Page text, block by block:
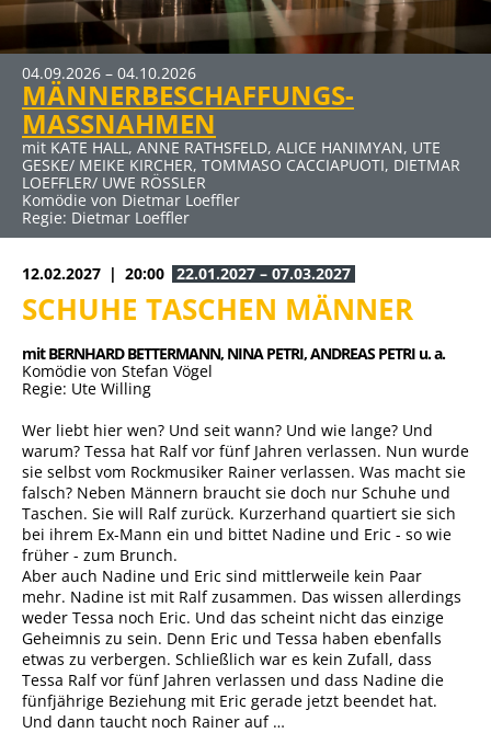
04.09.2026 – 04.10.2026
MÄNNERBESCHAFFUNGS-
MASSNAHMEN
mit KATE HALL, ANNE RATHSFELD, ALICE HANIMYAN, UTE
GESKE/ MEIKE KIRCHER, TOMMASO CACCIAPUOTI, DIETMAR
LOEFFLER/ UWE RÖSSLER
Komödie von Dietmar Loeffler
Regie: Dietmar Loeffler
22.01.2027 – 07.03.2027
SCHUHE TASCHEN MÄNNER
mit BERNHARD BETTERMANN, NINA PETRI, ANDREAS PETRI
u. a.
Komödie von Stefan Vögel
Regie: Ute Willing
12.02.2027 20:00 22.01.2027 – 07.03.2027
SCHUHE TASCHEN MÄNNER
mit BERNHARD BETTERMANN, NINA PETRI, ANDREAS PETRI u. a.
Komödie von Stefan Vögel
Regie: Ute Willing
Wer liebt hier wen? Und seit wann? Und wie lange? Und
warum? Tessa hat Ralf vor fünf Jahren verlassen. Nun wurde
sie selbst vom Rockmusiker Rainer verlassen. Was macht sie
falsch? Neben Männern braucht sie doch nur Schuhe und
Taschen. Sie will Ralf zurück. Kurzerhand quartiert sie sich
bei ihrem Ex-Mann ein und bittet Nadine und Eric - so wie
früher - zum Brunch.
Aber auch Nadine und Eric sind mittlerweile kein Paar
mehr. Nadine ist mit Ralf zusammen. Das wissen allerdings
weder Tessa noch Eric. Und das scheint nicht das einzige
Geheimnis zu sein. Denn Eric und Tessa haben ebenfalls
etwas zu verbergen. Schließlich war es kein Zufall, dass
Tessa Ralf vor fünf Jahren verlassen und dass Nadine die
fünfjährige Beziehung mit Eric gerade jetzt beendet hat.
Und dann taucht noch Rainer auf …